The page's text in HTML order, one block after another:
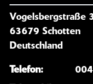
Vogelsbergstraße
63679 Schotten
Deutschland
Telefon: